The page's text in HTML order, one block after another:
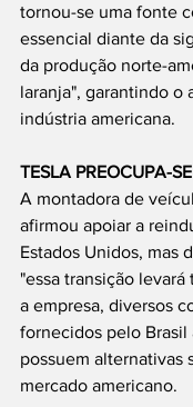
tornou-se uma fonte
essencial diante da
da produção norte-
laranja", garantindo o
indústria americana.
TESLA PREOCUPA-SE
A montadora de
afirmou apoiar a
Estados Unidos, mas
"essa transição
a empresa, diversos
fornecidos pelo Brasil
possuem alternativas
mercado americano.